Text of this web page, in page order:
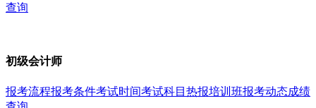
查询
初级会计师
报考流程报考条件考试时间考试科目 热报培训班报考动态成绩